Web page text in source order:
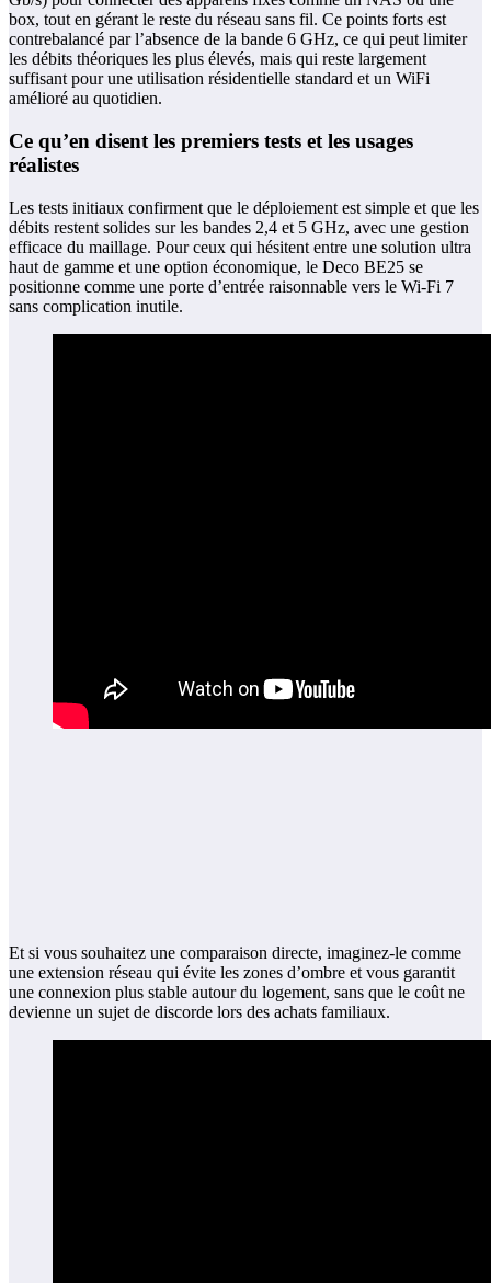
box, tout en gérant le reste du réseau sans fil. Ce points forts est
contrebalancé par l’absence de la bande 6 GHz, ce qui peut limiter
les débits théoriques les plus élevés, mais qui reste largement
suffisant pour une utilisation résidentielle standard et un WiFi
amélioré au quotidien.
Ce qu’en disent les premiers tests et les usages
réalistes
Les tests initiaux confirment que le déploiement est simple et que les
débits restent solides sur les bandes 2,4 et 5 GHz, avec une gestion
efficace du maillage. Pour ceux qui hésitent entre une solution ultra
haut de gamme et une option économique, le Deco BE25 se
positionne comme une porte d’entrée raisonnable vers le Wi‑Fi 7
sans complication inutile.
Et si vous souhaitez une comparaison directe, imaginez-le comme
une extension réseau qui évite les zones d’ombre et vous garantit
une connexion plus stable autour du logement, sans que le coût ne
devienne un sujet de discorde lors des achats familiaux.